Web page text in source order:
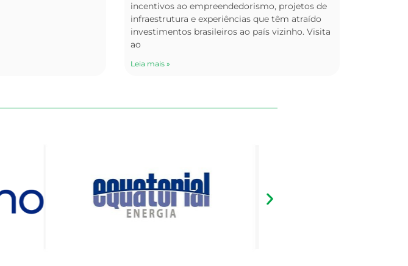
incentivos ao empreendedorismo, projetos de
infraestrutura e experiências que têm atraído
investimentos brasileiros ao país vizinho. Visita
ao
Leia mais »